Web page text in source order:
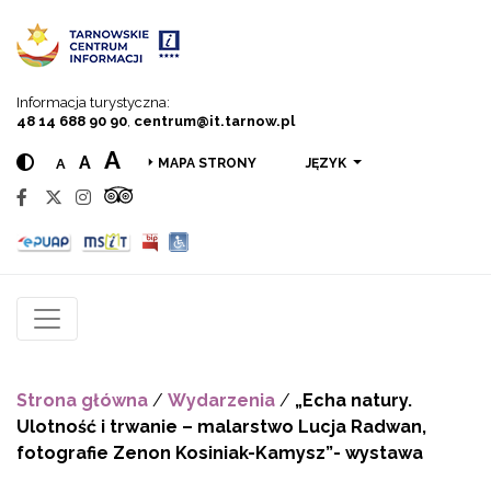
Informacja turystyczna:
48 14 688 90 90 centrum@it.tarnow.pl
A A A MAPA STRONY JĘZYK
Strona główna / Wydarzenia / „Echa natury.
Ulotność i trwanie – malarstwo Lucja Radwan,
fotografie Zenon Kosiniak-Kamysz”- wystawa